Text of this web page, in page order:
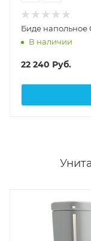
Биде напольное
В наличии
22 240 Руб.